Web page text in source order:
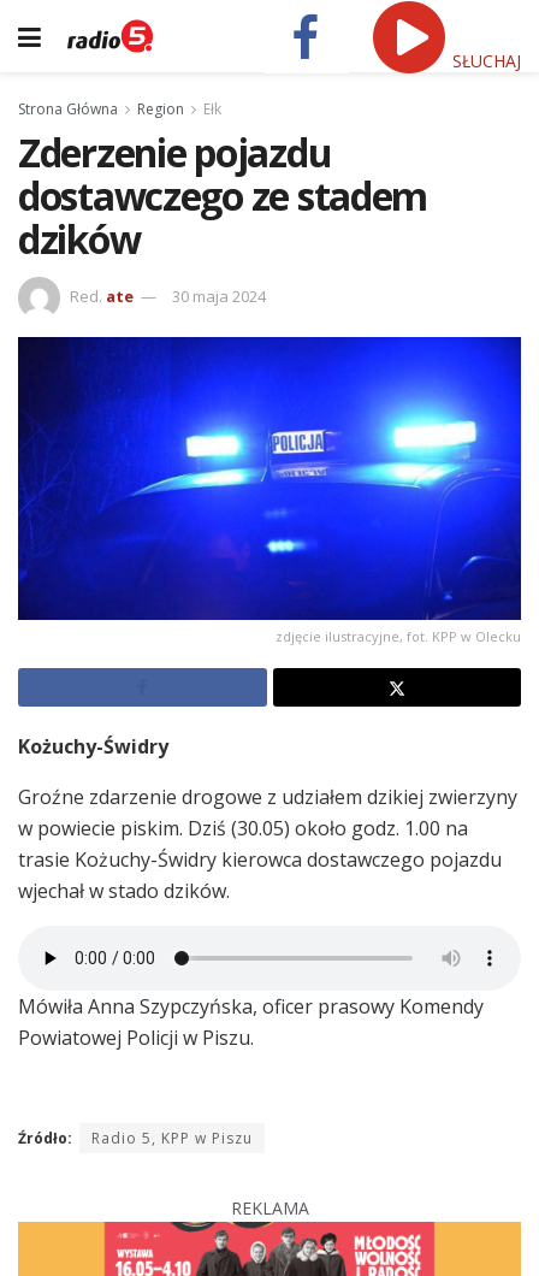
SŁUCHAJ
Strona Główna Region Ełk
Zderzenie pojazdu
dostawczego ze stadem
dzików
Red. ate 30 maja 2024
zdjęcie ilustracyjne, fot. KPP w Olecku
Kożuchy-Świdry
Groźne zdarzenie drogowe z udziałem dzikiej zwierzyny
w powiecie piskim. Dziś (30.05) około godz. 1.00 na
trasie Kożuchy-Świdry kierowca dostawczego pojazdu
wjechał w stado dzików.
Mówiła Anna Szypczyńska, oficer prasowy Komendy
Powiatowej Policji w Piszu.
Źródło: Radio 5, KPP w Piszu
REKLAMA